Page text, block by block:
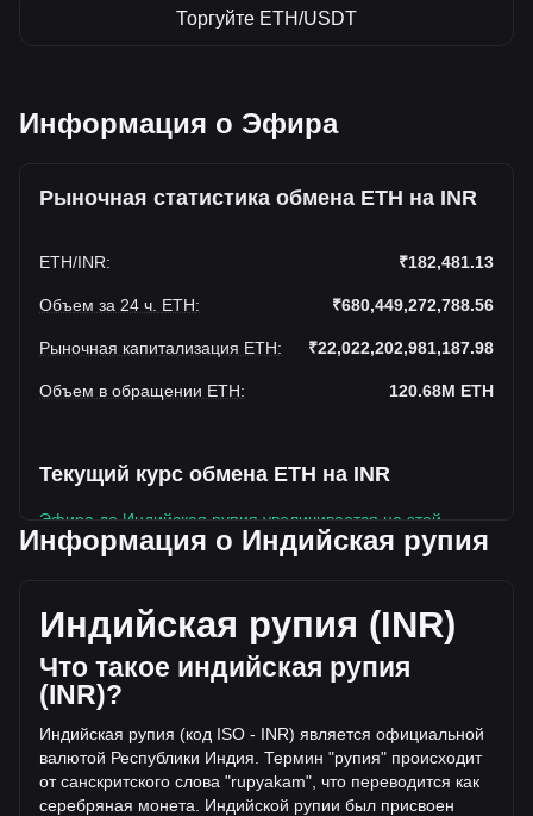
Торгуйте ETH/USDT
Информация о Эфира
Рыночная статистика обмена ETH на INR
ETH/INR: ₹182,481.13
Объем за 24 ч. ETH: ₹680,449,272,788.56
Рыночная капитализация ETH: ₹22,022,202,981,187.98
Объем в обращении ETH: 120.68M ETH
Текущий курс обмена ETH на INR
Эфира до Индийская рупия увеличивается на этой
неделе.
за ETH, а общая рыночная капитализация составляет
120,682,090ETH на основе оборотного предложения
Эфира ₹22,022,202,981,187.98 INR. Объем торгов упал
на Эфира% (₹-94,770,633,549.87 INR) за последние 24
часа, а объем торгов -12.22 составил
₹775,219,906,338.43 было продано за тот же период.
Дополнительная информация о Эфира на
Информация о Индийская рупия
Индийская рупия (INR)
Что такое индийская рупия
(INR)?
Индийская рупия (код ISO - INR) является официальной
валютой Республики Индия. Термин "рупия" происходит
от санскритского слова "rupyakam", что переводится как
серебряная монета. Индийской рупии был присвоен